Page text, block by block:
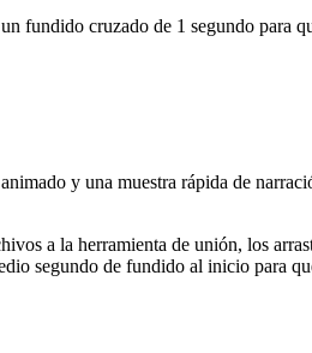
fundido cruzado de 1 segundo para
y una muestra rápida de
a la herramienta de unión, los
segundo de fundido al inicio para